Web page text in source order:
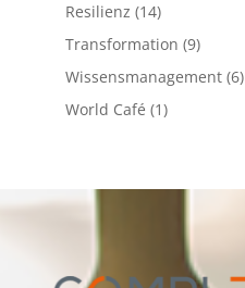
Resilienz (14)
Transformation (9)
Wissensmanagement(6)
World Café (1)